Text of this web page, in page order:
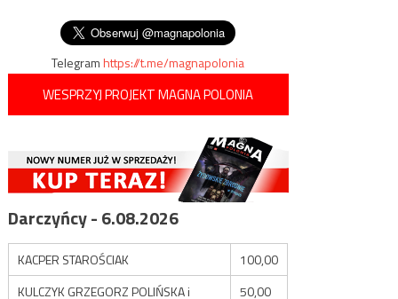
Telegramhttps://t.me/magnapolonia
WESPRZYJ PROJEKT MAGNA POLONIA
Darczyńcy - 6.08.2026
KACPER STAROŚCIAK
100,00
KULCZYK GRZEGORZ POLIŃSKA i
50,00